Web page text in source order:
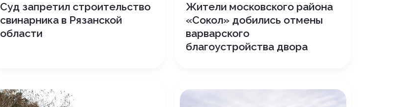
Суд запретил строительство
свинарника в Рязанской
области
Жители московского района
«Сокол» добились отмены
варварского
благоустройства двора